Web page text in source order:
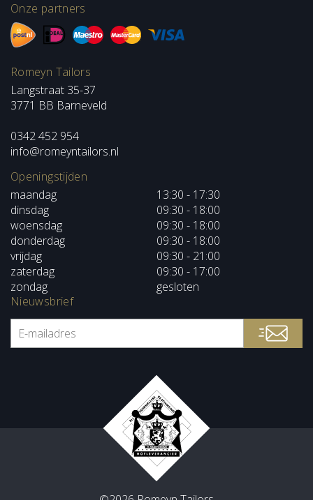
Onze partners
Romeyn Tailors
Langstraat 35-37
3771 BB Barneveld
0342 452 954
info@romeyntailors.nl
Openingstijden
maandag
13:30 - 17:30
dinsdag
09:30 - 18:00
woensdag
09:30 - 18:00
donderdag
09:30 - 18:00
vrijdag
09:30 - 21:00
zaterdag
09:30 - 17:00
zondag
gesloten
Nieuwsbrief